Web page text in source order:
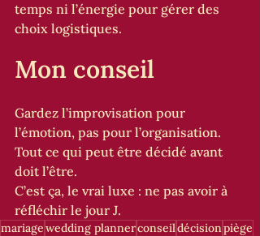
temps ni l’énergie pour gérer des
choix logistiques.
Mon conseil
Gardez l’improvisation pour
l’émotion, pas pour l’organisation.
Tout ce qui peut être décidé avant
doit l’être.
C’est ça, le vrai luxe : ne pas avoir à
réfléchir le jour J.
mariagewedding plannerconseildécisionpiège